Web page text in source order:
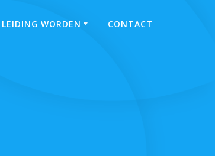
LEIDING WORDEN CONTACT